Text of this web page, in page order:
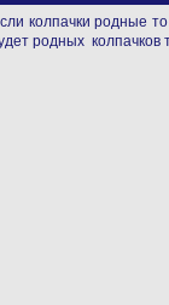
колпачки
родных колпачков